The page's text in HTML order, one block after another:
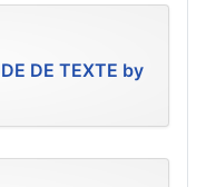
DE TEXTE by